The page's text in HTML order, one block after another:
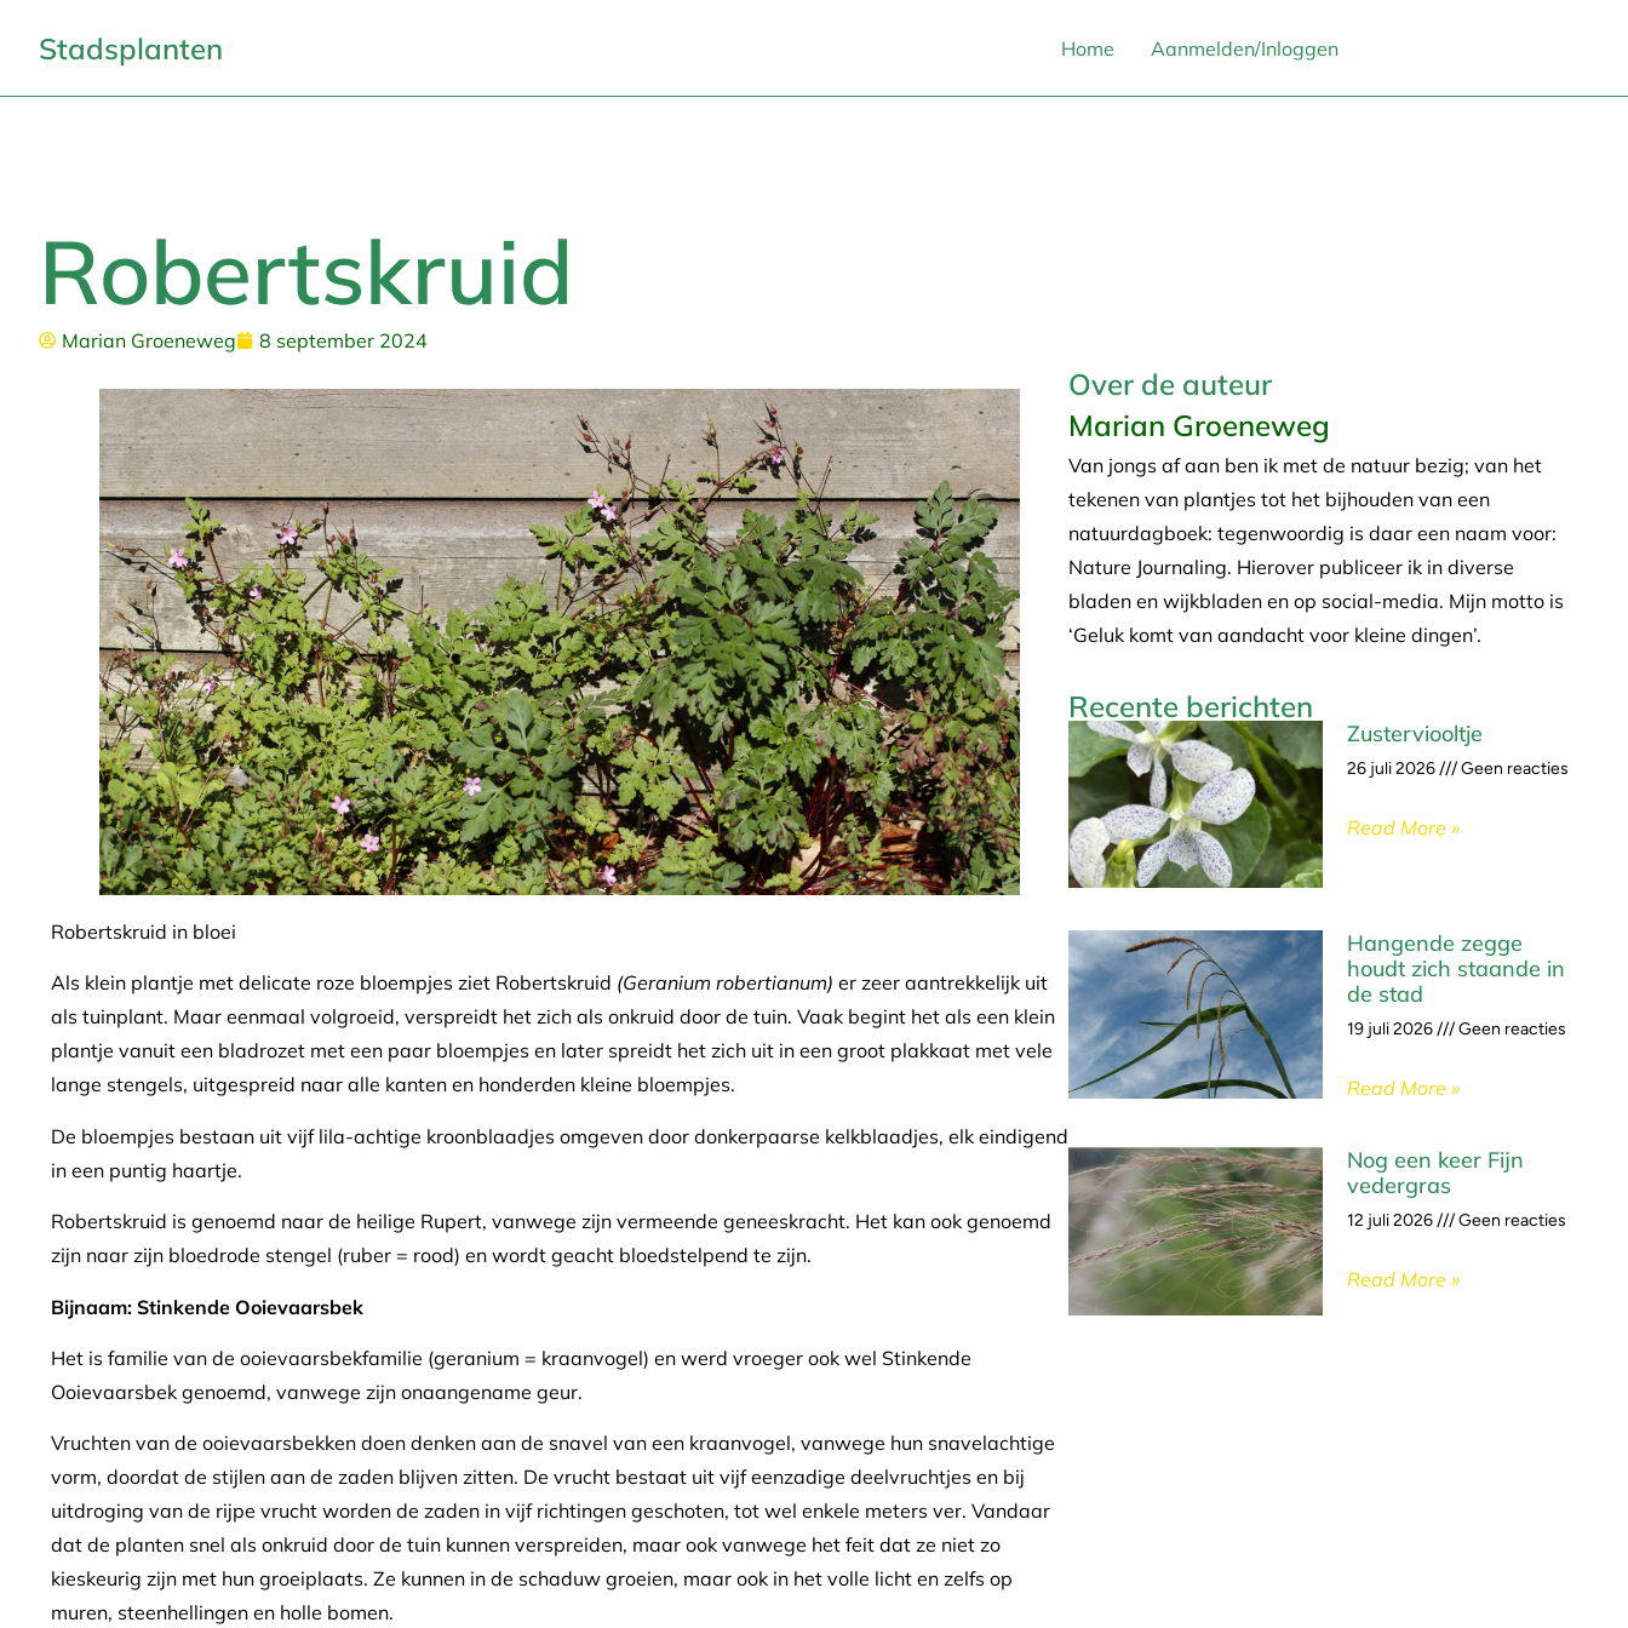
Stadsplanten Home Aanmelden/Inloggen
Robertskruid
Marian Groeneweg 8 september 2024
Robertskruid in bloei
Als klein plantje met delicate roze bloempjes ziet Robertskruid (Geranium robertianum) er zeer aantrekkelijk uit
als tuinplant. Maar eenmaal volgroeid, verspreidt het zich als onkruid door de tuin. Vaak begint het als een klein
plantje vanuit een bladrozet met een paar bloempjes en later spreidt het zich uit in een groot plakkaat met vele
lange stengels, uitgespreid naar alle kanten en honderden kleine bloempjes.
De bloempjes bestaan uit vijf lila-achtige kroonblaadjes omgeven door donkerpaarse kelkblaadjes, elk eindigend
in een puntig haartje.
Robertskruid is genoemd naar de heilige Rupert, vanwege zijn vermeende geneeskracht. Het kan ook genoemd
zijn naar zijn bloedrode stengel (ruber = rood) en wordt geacht bloedstelpend te zijn.
Bijnaam: Stinkende Ooievaarsbek
Het is familie van de ooievaarsbekfamilie (geranium = kraanvogel) en werd vroeger ook wel Stinkende
Ooievaarsbek genoemd, vanwege zijn onaangename geur.
Vruchten van de ooievaarsbekken doen denken aan de snavel van een kraanvogel, vanwege hun snavelachtige
vorm, doordat de stijlen aan de zaden blijven zitten. De vrucht bestaat uit vijf eenzadige deelvruchtjes en bij
uitdroging van de rijpe vrucht worden de zaden in vijf richtingen geschoten, tot wel enkele meters ver. Vandaar
dat de planten snel als onkruid door de tuin kunnen verspreiden, maar ook vanwege het feit dat ze niet zo
kieskeurig zijn met hun groeiplaats. Ze kunnen in de schaduw groeien, maar ook in het volle licht en zelfs op
muren, steenhellingen en holle bomen.
Over de auteur
Marian Groeneweg
Van jongs af aan ben ik met de natuur bezig; van het
tekenen van plantjes tot het bijhouden van een
natuurdagboek: tegenwoordig is daar een naam voor:
Nature Journaling. Hierover publiceer ik in diverse
bladen en wijkbladen en op social-media. Mijn motto is
‘Geluk komt van aandacht voor kleine dingen’.
Recente berichten
Zusterviooltje
26 juli 2026 Geen reacties
Read More »
Hangende zegge
houdt zich staande in
de stad
19 juli 2026 Geen reacties
Read More »
Nog een keer Fijn
vedergras
12 juli 2026 Geen reacties
Read More »